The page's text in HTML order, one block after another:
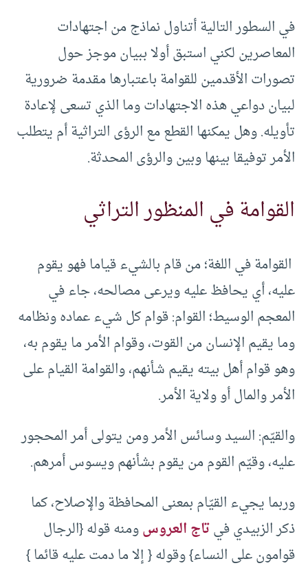
في السطور التالية أتناول نماذج من اجتهادات
المعاصرين لكني استبق أولا ببيان موجز حول
تصورات الأقدمين للقوامة باعتبارها مقدمة ضرورية
لبيان دواعي هذه الاجتهادات وما الذي تسعى لإعادة
تأويله. وهل يمكنها القطع مع الرؤى التراثية أم يتطلب
الأمر توفيقا بينها وبين والرؤى المحدثة.
القوامة في المنظور التراثي
القوامة في اللغة؛ من قام بالشيء قياما فهو يقوم
عليه، أي يحافظ عليه ويرعى مصالحه، جاء في
المعجم الوسيط؛ القوام: قوام كل شيء عماده ونظامه
وما يقيم الإنسان من القوت، وقوام الأمر ما يقوم به،
وهو قوام أهل بيته يقيم شأنهم، والقوامة القيام على
الأمر والمال أو ولاية الأمر.
والقيّم: السيد وسائس الأمر ومن يتولى أمر المحجور
عليه، وقيّم القوم من يقوم بشأنهم ويسوس أمرهم.
وربما يجيء القيّام بمعنى المحافظة والإصلاح، كما
ذكر الزبيدي فيتاج العروسومنه قوله {الرجال
قوامون على النساء} وقوله { إلا ما دمت عليه قائما }